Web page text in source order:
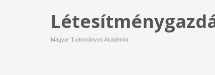
Magyar Tudományos Akadémia